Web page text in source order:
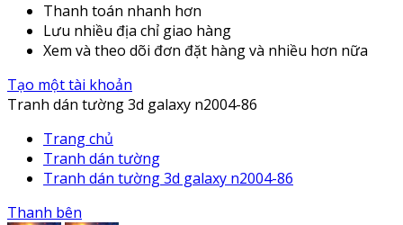
Thanh toán nhanh hơn
Lưu nhiều địa chỉ giao hàng
Xem và theo dõi đơn đặt hàng và nhiều hơn nữa
Tạo một tài khoản
Tranh dán tường 3d galaxy n2004-86
Trang chủ
Tranh dán tường
Tranh dán tường 3d galaxy n2004-86
Thanh bên